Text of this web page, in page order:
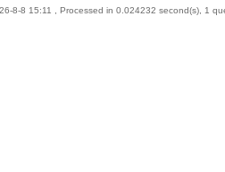
8-8 15:11 , Processed in 0.024232 second(s), 1